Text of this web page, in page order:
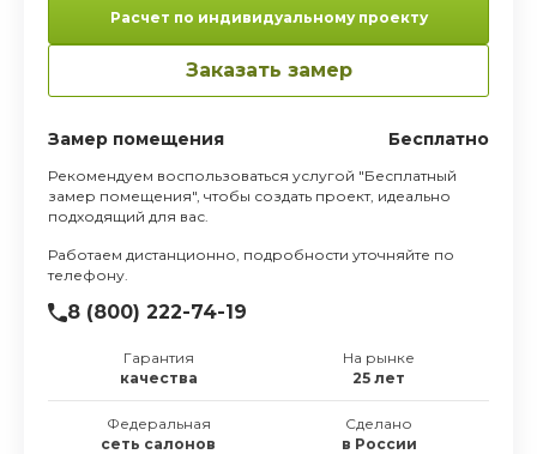
Расчет по индивидуальному проекту
Заказать замер
Замер помещения Бесплатно
Рекомендуем воспользоваться услугой "Бесплатный
замер помещения", чтобы создать проект, идеально
подходящий для вас.
Работаем дистанционно, подробности уточняйте по
телефону.
8 (800) 222-74-19
Гарантия
качества
На рынке
25 лет
Федеральная
сеть салонов
Сделано
в России